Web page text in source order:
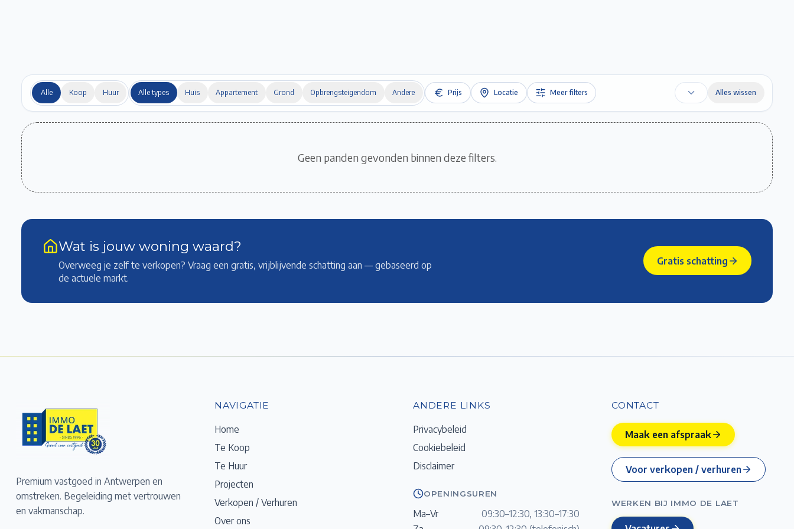
Alle Koop Huur Alle types Huis Appartement Grond Opbrengsteigendom Andere Prijs Locatie Meer filters Alles wissen
Geen panden gevonden binnen deze filters.
Wat is jouw woning waard?
Overweeg je zelf te verkopen? Vraag een gratis, vrijblijvende schatting aan — gebaseerd op
de actuele markt
Gratis schatting
Premium vastgoed in Antwerpen en
omstreken. Begeleiding met vertrouwen
en vakmanschap.
NAVIGATIE
Home
Te Koop
Te Huur
Projecten
Verkopen / Verhuren
Over ons
ANDERE LINKS
Privacybeleid
Cookiebeleid
Disclaimer
OPENINGSUREN
Ma–Vr
09:30–12:30, 13:30–17:30
CONTACT
Maak een afspraak
Voor verkopen / verhuren
WERKEN BIJ IMMO DE LAET